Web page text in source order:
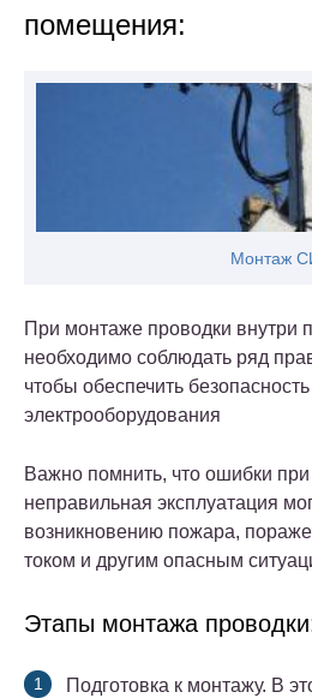
помещения:
Монтаж
При монтаже проводки внутри
необходимо соблюдать ряд
чтобы обеспечить
электрооборудования
Важно помнить, что ошибки
неправильная эксплуатация
возникновению пожара,
током и другим опасным
Этапы монтажа
Подготовка к монтажу. В